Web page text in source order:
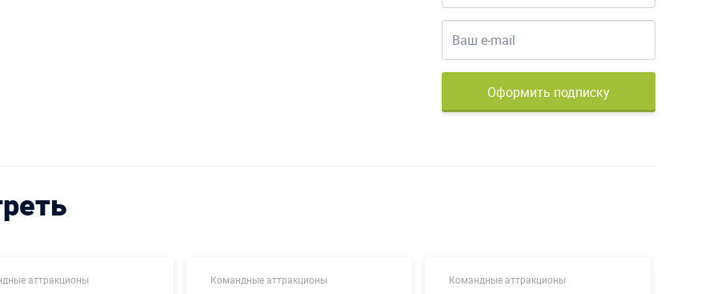
Оформить подписку
аттракционы Командные аттракционы Командные аттракционы